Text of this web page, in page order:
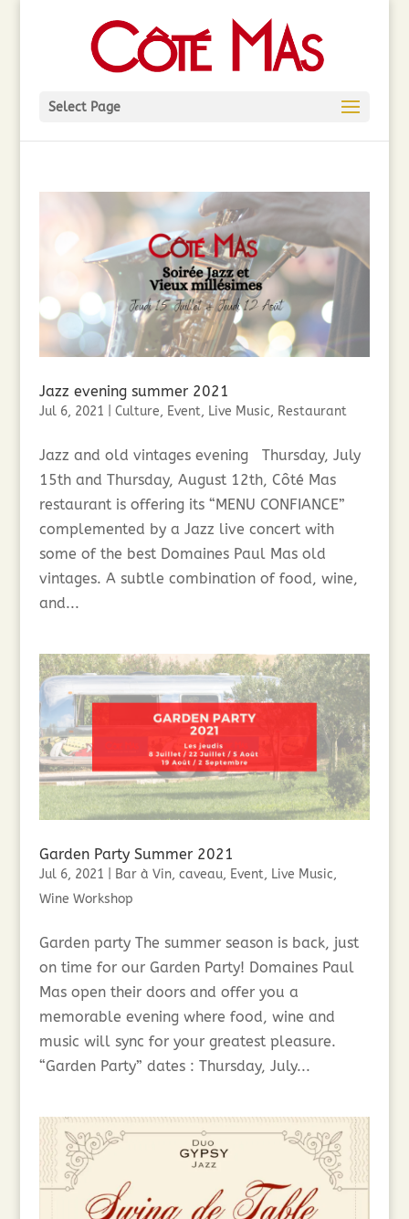
Select Page
Jazz evening summer 2021
Jul 6, 2021 Culture, Event, Live Music, Restaurant
Jazz and old vintages evening Thursday, July
15th and Thursday, August 12th, Côté Mas
restaurant is offering its “MENU CONFIANCE”
complemented by a Jazz live concert with
some of the best Domaines Paul Mas old
vintages. A subtle combination of food, wine,
and...
Garden Party Summer 2021
Jul 6, 2021 Bar à Vin, caveau, Event, Live Music,
Wine Workshop
Garden party The summer season is back, just
on time for our Garden Party! Domaines Paul
Mas open their doors and offer you a
memorable evening where food, wine and
music will sync for your greatest pleasure.
“Garden Party” dates : Thursday, July...